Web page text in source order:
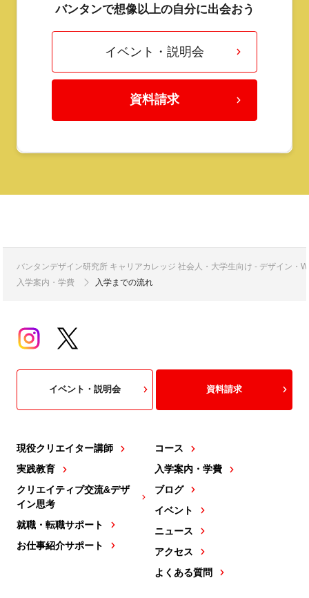
バンタンで想像以上の自分に出会おう
イベント・説明会
資料請求
バンタンデザイン研究所 キャリアカレッジ 社会人・大学生向け - デザイン・
入学案内・学費
入学までの流れ
現役クリエイター講師
実践教育
クリエイティブ交流&デザ
イン思考
就職・転職サポート
お仕事紹介サポート
コース
入学案内・学費
ブログ
イベント
ニュース
アクセス
よくある質問
イベント・説明会 資料請求